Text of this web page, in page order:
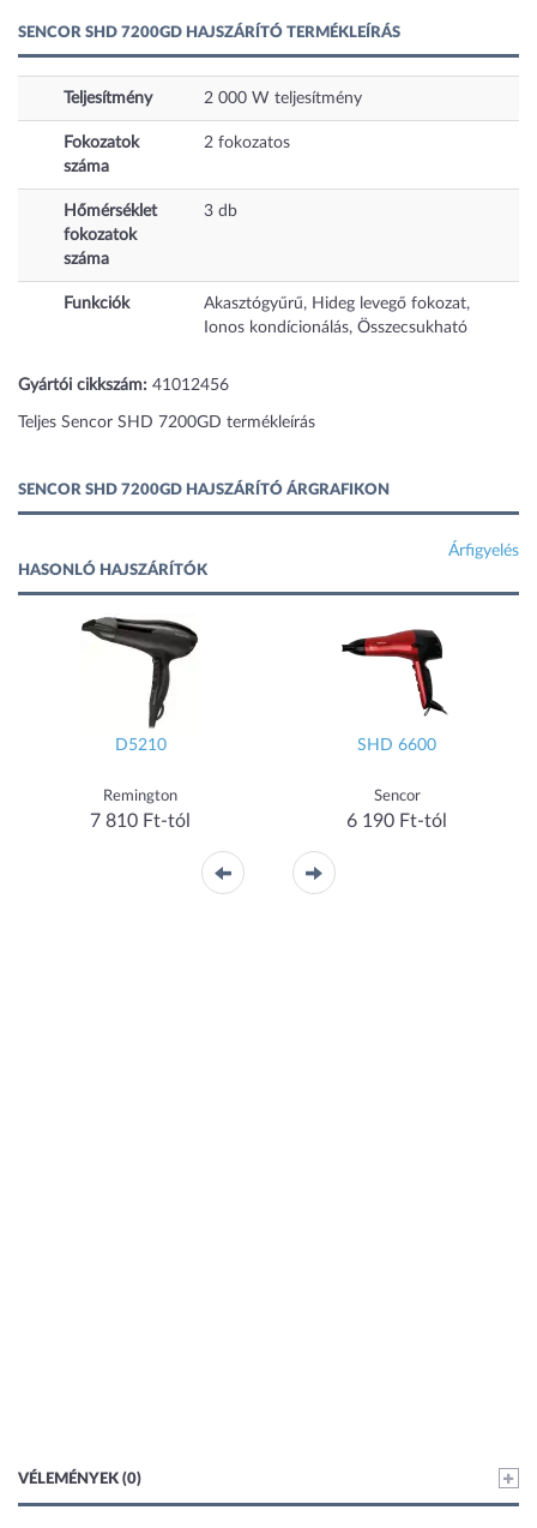
SENCOR SHD 7200GD HAJSZÁRÍTÓ TERMÉKLEÍRÁS
Teljesítmény 2 000 W teljesítmény
Fokozatok
száma
2 fokozatos
Hőmérséklet
fokozatok
száma
3 db
Funkciók
Akasztógyűrű, Hideg levegő fokozat,
Ionos kondícionálás, Összecsukható
Gyártói cikkszám: 41012456
Teljes Sencor SHD 7200GD termékleírás
SENCOR SHD 7200GD HAJSZÁRÍTÓ ÁRGRAFIKON
Árfigyelés
HASONLÓ HAJSZÁRÍTÓK
D5210
Remington
7 810 Ft-tól
SHD 6600
Sencor
6 190 Ft-tól
VÉLEMÉNYEK (0)